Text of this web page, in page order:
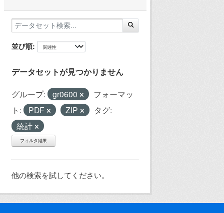
並び順
データセットが見つかりません
グループ: gr0600
フォーマッ
ト:
PDF ZIP
タグ:
統計
フィルタ結果
他の検索を試してください。